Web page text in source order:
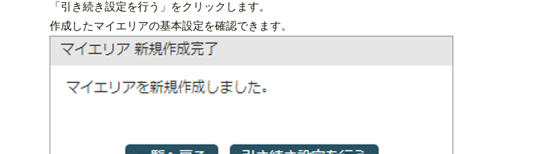
「引き続き設定を行う」をクリックします。
作成したマイエリアの基本設定を確認できます。